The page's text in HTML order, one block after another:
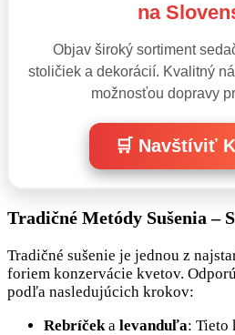
na
Objav široký sortiment
stoličiek a dekorácií. Kvalitný
možnosťou dopravy
🛒 Navštíviť
Tradičné Metódy Sušenia –
Tradičné sušenie je jednou z
foriem konzervácie kvetov.
podľa nasledujúcich krokov:
Rebríčeka levanduľa: Tieto